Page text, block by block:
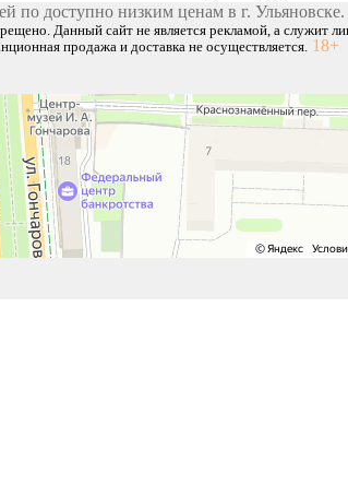
по доступно низким ценам в г. Ульяновске.
Данный сайт не является рекламой, а служит
продажа и доставка не осуществляется. 18+